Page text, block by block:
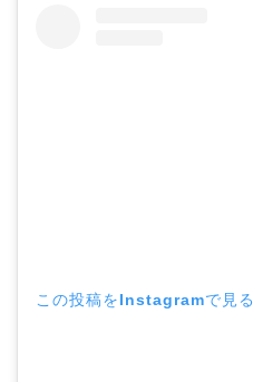
この投稿をInstagramで見る